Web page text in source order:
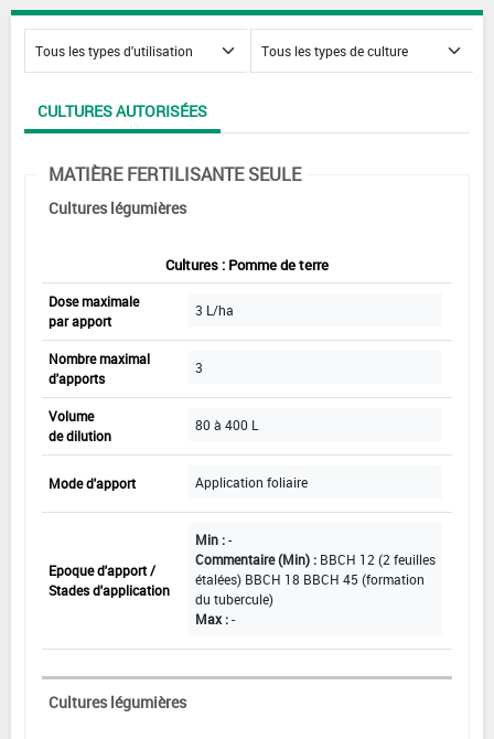
CULTURES AUTORISÉES
MATIÈRE FERTILISANTE SEULE
Cultures légumières
Cultures : Pomme de terre
Dose maximale
par apport
3 L/ha
Nombre maximal
d'apports
3
Volume
de dilution
80 à 400 L
Mode d'apport Application foliaire
Epoque d'apport /
Stades d'application
Min :-
Commentaire (Min) : BBCH 12 (2 feuilles
étalées) BBCH 18 BBCH 45 (formation
du tubercule)
Max :-
Cultures légumières